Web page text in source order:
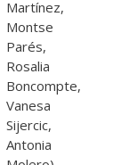
Martínez,
Montse
Parés,
Rosalia
Boncompte,
Vanesa
Sijercic,
Antonia